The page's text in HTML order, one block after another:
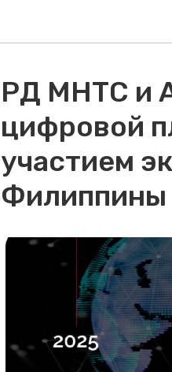
РД МНТС и
цифровой
участием
Филиппины